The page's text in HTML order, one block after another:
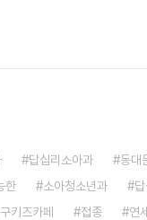
답십리소아과 동대
한 소아청소년과
키즈카페 접종 연